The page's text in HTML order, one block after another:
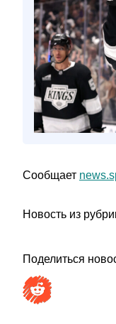
Сообщает
Новость из
Поделиться